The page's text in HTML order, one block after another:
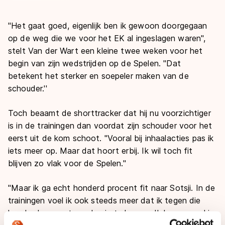
''Het gaat goed, eigenlijk ben ik gewoon doorgegaan
op de weg die we voor het EK al ingeslagen waren'',
stelt Van der Wart een kleine twee weken voor het
begin van zijn wedstrijden op de Spelen. ''Dat
betekent het sterker en soepeler maken van de
schouder.''
Toch beaamt de shorttracker dat hij nu voorzichtiger
is in de trainingen dan voordat zijn schouder voor het
eerst uit de kom schoot. ''Vooral bij inhaalacties pas ik
iets meer op. Maar dat hoort erbij. Ik wil toch fit
blijven zo vlak voor de Spelen.''
''Maar ik ga echt honderd procent fit naar Sotsji. In de
trainingen voel ik ook steeds meer dat ik tegen die
honderd procent aan begin te komen. Ik kom vooral in